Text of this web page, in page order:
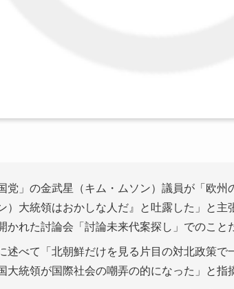
党」の金武星（キム・ムソン）議員が「欧州
）大統領はおかしな人だ』と吐露した」と
かれた討論会「討論未来代案探し」でのこと
述べて「北朝鮮だけを見る片目の対北政策で
大統領が国際社会の嘲弄の的になった」と指